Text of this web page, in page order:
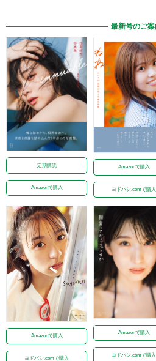
最新号のご
定期購読
Amazonで購入
Amazonで購入
ヨドバシ.comで購入
Amazonで購入
ヨドバシ.comで購入
Amazonで購入
ヨドバシ.comで購入